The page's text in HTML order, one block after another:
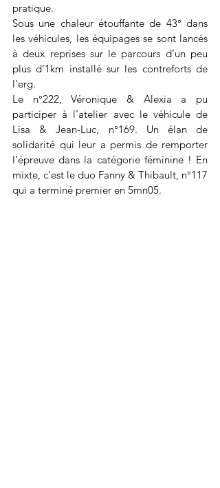
pratique.
Sous une chaleur étouffante de 43° dans
les véhicules, les équipages se sont lancés
à deux reprises sur le parcours d’un peu
plus d’1km installé sur les contreforts de
l’erg.
Le n°222, Véronique & Alexia a pu
participer à l’atelier avec le véhicule de
Lisa & Jean-Luc, n°169. Un élan de
solidarité qui leur a permis de remporter
l’épreuve dans la catégorie féminine ! En
mixte, c’est le duo Fanny & Thibault, n°117
qui a terminé premier en 5mn05.